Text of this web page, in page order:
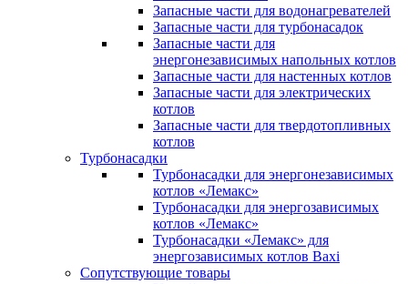
Запасные части для водонагревателей
Запасные части для турбонасадок
Запасные части для
энергонезависимых напольных котлов
Запасные части для настенных котлов
Запасные части для электрических
котлов
Запасные части для твердотопливных
котлов
Турбонасадки
Турбонасадки для энергонезависимых
котлов «Лемакс»
Турбонасадки для энергозависимых
котлов «Лемакс»
Турбонасадки «Лемакс» для
энергозависимых котлов Baxi
Сопутствующие товары